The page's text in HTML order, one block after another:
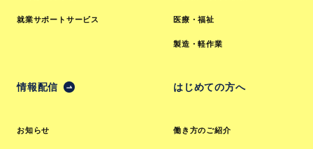
就業サポートサービス 医療・福祉
製造・軽作業
情報配信
お知らせ
はじめての方へ
働き方のご紹介